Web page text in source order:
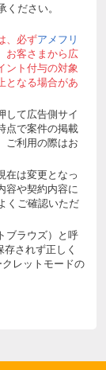
ださい。
、必ずアメフリ
お客さまから広
ント付与の対象
となる場合があ
して広告側サイ
点で案件の掲載
ご利用の際はお
在は変更となっ
容や契約内容に
くご確認いただ
ブラウズ）と呼
されず正しく
レットモードの